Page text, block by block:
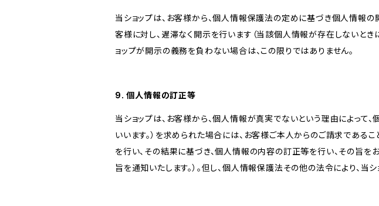
当ショップは、お客様から、個人情報保護法の定めに基づき個人情報
客様に対し、遅滞なく開示を行います（当該個人情報が存在しないとき
ョップが開示の義務を負わない場合は、この限りではありません。
9. 個人情報の訂正等
当ショップは、お客様から、個人情報が真実でないという理由によって
いいます。）を求められた場合には、お客様ご本人からのご請求であ
を行い、その結果に基づき、個人情報の内容の訂正等を行い、その旨
旨を通知いたします。）。但し、個人情報保護法その他の法令により、